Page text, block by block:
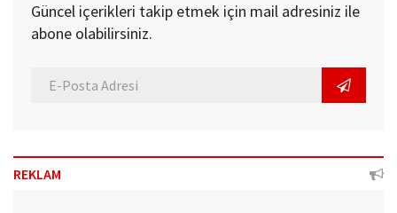
Güncel içerikleri takip etmek için mail adresiniz ile
abone olabilirsiniz.
REKLAM